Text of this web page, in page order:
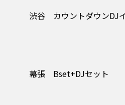
渋谷 カウントダウンDJ
幕張 Bset+DJセット